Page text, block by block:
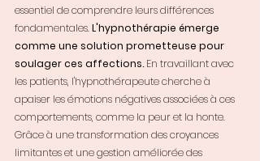
essentiel de comprendre leurs différences
fondamentales. L'hypnothérapie émerge
comme une solution prometteuse pour
soulager ces affections. En travaillant avec
les patients, l'hypnothérapeute cherche à
apaiser les émotions négatives associées à ces
comportements, comme la peur et la honte.
Grâce à une transformation des croyances
limitantes et une gestion améliorée des